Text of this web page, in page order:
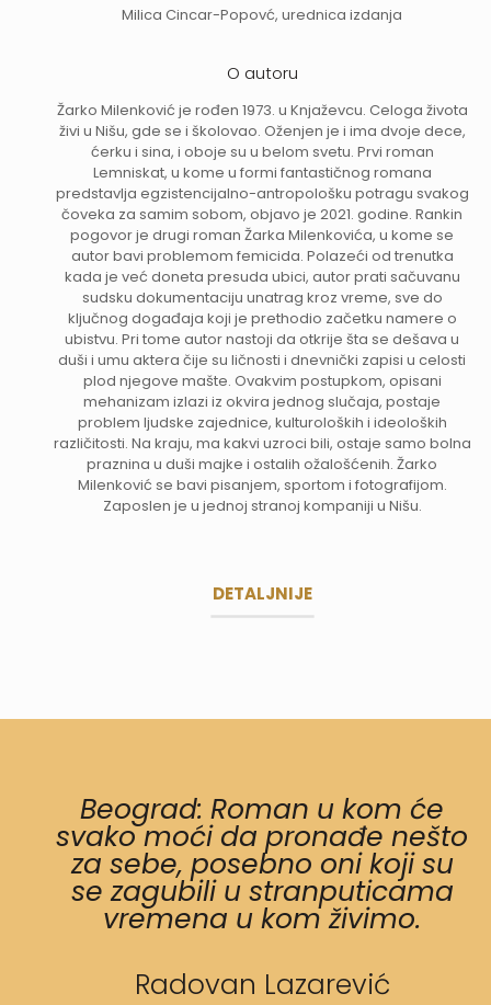
Milica Cincar-Popovć, urednica izdanja
O autoru
Žarko Milenković je rođen 1973. u Knjaževcu. Celoga života
živi u Nišu, gde se i školovao. Oženjen je i ima dvoje dece,
ćerku i sina, i oboje su u belom svetu. Prvi roman
Lemniskat, u kome u formi fantastičnog romana
predstavlja egzistencijalno-antropološku potragu svakog
čoveka za samim sobom, objavo je 2021. godine. Rankin
pogovor je drugi roman Žarka Milenkovića, u kome se
autor bavi problemom femicida. Polazeći od trenutka
kada je već doneta presuda ubici, autor prati sačuvanu
sudsku dokumentaciju unatrag kroz vreme, sve do
ključnog događaja koji je prethodio začetku namere o
ubistvu. Pri tome autor nastoji da otkrije šta se dešava u
duši i umu aktera čije su ličnosti i dnevnički zapisi u celosti
plod njegove mašte. Ovakvim postupkom, opisani
mehanizam izlazi iz okvira jednog slučaja, postaje
problem ljudske zajednice, kulturoloških i ideoloških
različitosti. Na kraju, ma kakvi uzroci bili, ostaje samo bolna
praznina u duši majke i ostalih ožalošćenih. Žarko
Milenković se bavi pisanjem, sportom i fotografijom.
Zaposlen je u jednoj stranoj kompaniji u Nišu.
DETALJNIJE
Beograd: Roman u kom će
svako moći da pronađe nešto
za sebe, posebno oni koji su
se zagubili u stranputicama
vremena u kom živimo.
Radovan Lazarević